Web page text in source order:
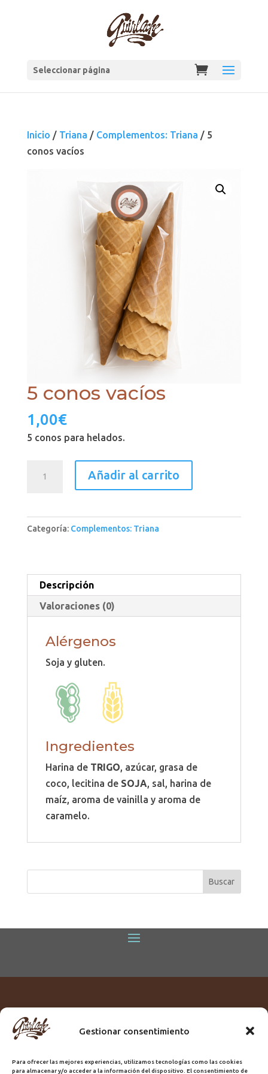
Gestionar consentimiento
Para ofrecer las mejores experiencias, utilizamos tecnologías como las cookies
para almacenar y/o acceder a la información del dispositivo. El consentimiento de
Seleccionar página
Inicio / Triana / Complementos: Triana / 5
conos vacíos
5 conos vacíos
1,00€
5 conos para helados.
cantidad
Añadir al carrito
Categoría: Complementos: Triana
Descripción
Valoraciones (0)
Alérgenos
Soja y gluten.
Ingredientes
Harina de TRIGO, azúcar, grasa de
coco, lecitina de SOJA, sal, harina de
maíz, aroma de vainilla y aroma de
caramelo.
Titular:
ROME GUIRLACHE SL.
Domicilio:Calle Triana, 68